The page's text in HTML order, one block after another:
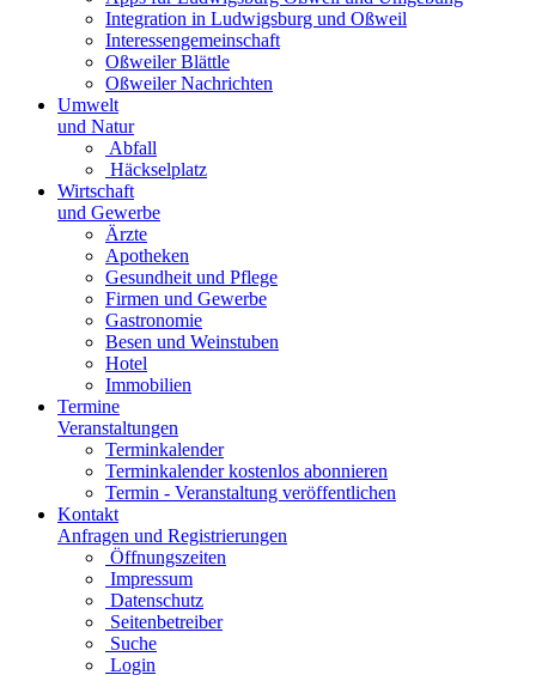
Integration in Ludwigsburg und Oßweil
Interessengemeinschaft
Oßweiler Blättle
Oßweiler Nachrichten
Umwelt
und Natur
Abfall
Häckselplatz
Wirtschaft
und Gewerbe
Ärzte
Apotheken
Gesundheit und Pflege
Firmen und Gewerbe
Gastronomie
Besen und Weinstuben
Hotel
Immobilien
Termine
Veranstaltungen
Terminkalender
Terminkalender kostenlos abonnieren
Termin - Veranstaltung veröffentlichen
Kontakt
Anfragen und Registrierungen
Öffnungszeiten
Impressum
Datenschutz
Seitenbetreiber
Suche
Login